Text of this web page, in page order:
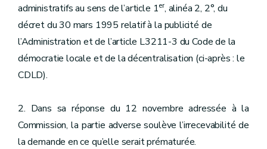
administratifs au sens de l’article 1er, alinéa 2, 2°, du
décret du 30 mars 1995 relatif à la publicité de
l’Administration et de l’article L3211-3 du Code de la
démocratie locale et de la décentralisation (ci-après : le
CDLD).
2. Dans sa réponse du 12 novembre adressée à la
Commission, la partie adverse soulève l’irrecevabilité de
la demande en ce qu’elle serait prématurée.